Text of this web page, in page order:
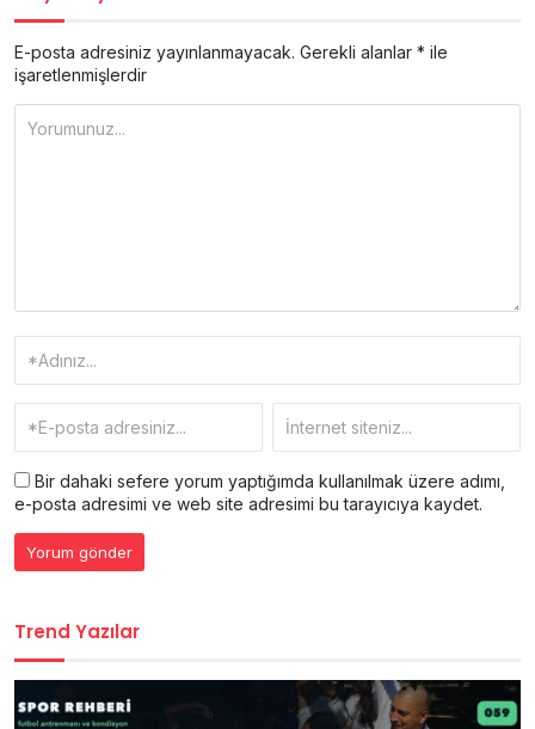
E-posta adresiniz yayınlanmayacak. Gerekli alanlar * ile
işaretlenmişlerdir
Bir dahaki sefere yorum yaptığımda kullanılmak üzere adımı,
e-posta adresimi ve web site adresimi bu tarayıcıya kaydet.
Trend Yazılar